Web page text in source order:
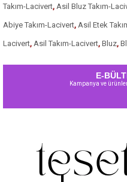
Takım-Lacivert, Asil Bluz Takım-
Abiye Takım-Lacivert, Asil Etek
Lacivert, Asil Takım-Lacivert, Bluz,
E-
Kampanya ve